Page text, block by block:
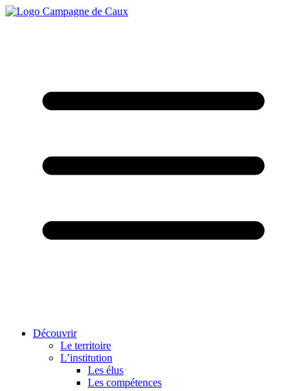
Découvrir
Le territoire
L’institution
Les élus
Les compétences